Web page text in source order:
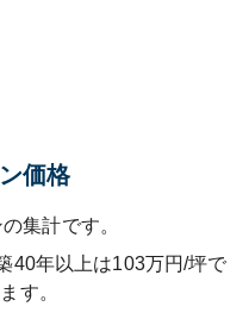
価格
集計です。
40年以上は103万円/坪で
す。